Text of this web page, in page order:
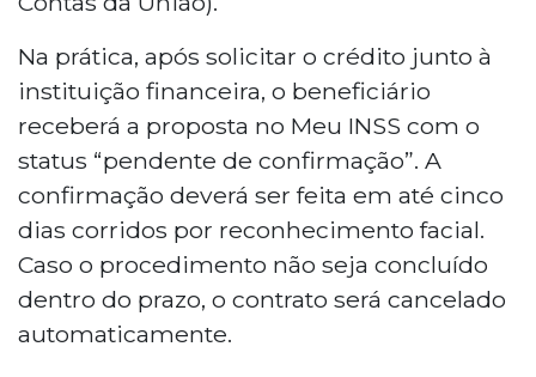
Na prática, após solicitar o crédito junto à
instituição financeira, o beneficiário
receberá a proposta no Meu INSS com o
status “pendente de confirmação”. A
confirmação deverá ser feita em até cinco
dias corridos por reconhecimento facial.
Caso o procedimento não seja concluído
dentro do prazo, o contrato será cancelado
automaticamente.